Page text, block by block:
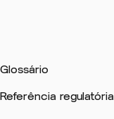
Glossário
Referência regulatória